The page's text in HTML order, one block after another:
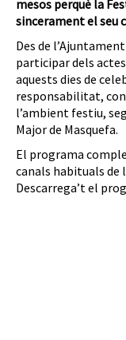
mesos perquè la
sincerament el seu
Des de
participar dels
aquests dies de
responsabilitat,
l’ambient festiu,
Major de Masquefa.
El programa
canals habituals de
Descarrega’t el